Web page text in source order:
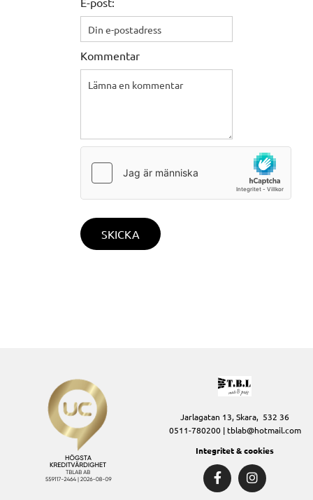
Kommentar
Jarlagatan 13, Skara, 532 36
0511-780200| tblab@hotmail.com
Integritet & cookies